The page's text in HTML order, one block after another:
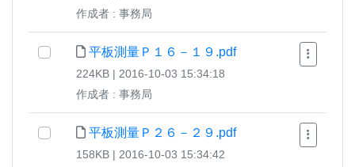
作成者 : 事務局
平板測量Ｐ１６－１９.pdf
224KB | 2016-10-03 15:34:18
作成者 : 事務局
平板測量Ｐ２６－２９.pdf
158KB | 2016-10-03 15:34:42